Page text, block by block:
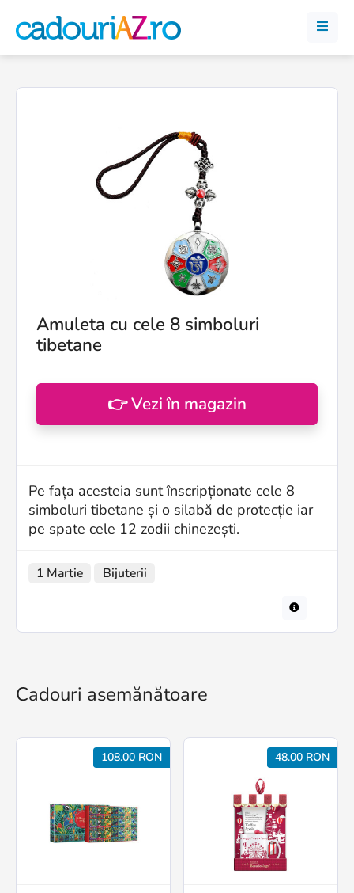
Amuleta cu cele 8 simboluri
tibetane
👉 Vezi în magazin
Pe fața acesteia sunt înscripționate cele 8
simboluri tibetane și o silabă de protecție iar
pe spate cele 12 zodii chinezești.
1 Martie Bijuterii
Cadouri asemănătoare
108.00 RON 48.00 RON